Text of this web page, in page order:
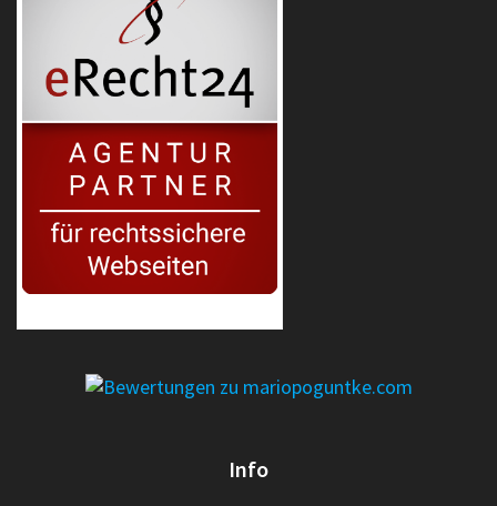
Info